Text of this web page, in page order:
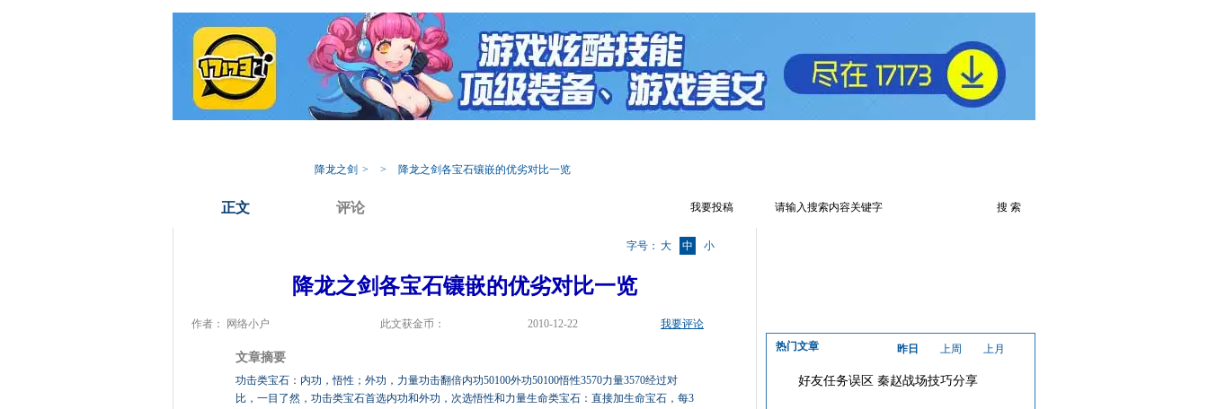
降龙之剑 > > 降龙之剑各宝石镶嵌的优劣对比一览
正文 评论 我要投稿
字号： 大 中 小
降龙之剑各宝石镶嵌的优劣对比一览
作者： 网络小户 此文获金币： 2010-12-22 我要评论
文章摘要
功击类宝石：内功，悟性；外功，力量功击翻倍内功50100外功50100悟性3570力量3570经过对
比，一目了然，功击类宝石首选内功和外功，次选悟性和力量生命类宝石：直接加生命宝石，每3
热门文章 昨日 上周 上月
好友任务误区 秦赵战场技巧分享